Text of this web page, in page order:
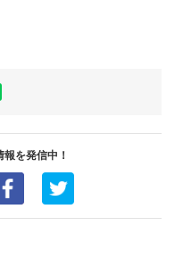
を発信中！